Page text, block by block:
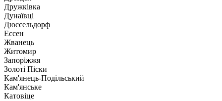
Дружківка
Дунаївці
Дюссельдорф
Ессен
Жванець
Житомир
Запоріжжя
Золоті Піски
Кам'янець-Подільський
Кам'янське
Катовіце